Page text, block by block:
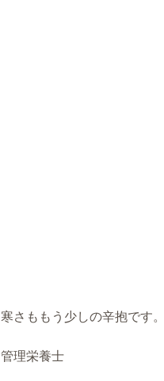
寒さももう少しの辛抱です
管理栄養士